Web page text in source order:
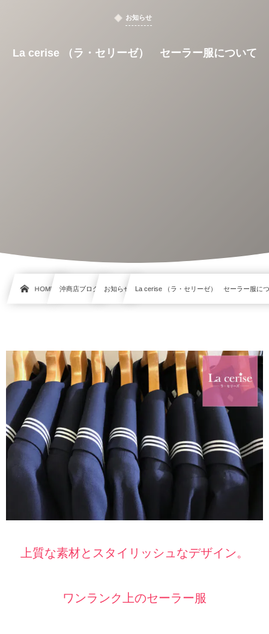
お知らせ
La cerise （ラ・セリーゼ） セーラー服について
HOME 沖商店ブログ お知らせ La cerise （ラ・セリーゼ） セーラー服に
上質な素材とスタイリッシュなデザイン。
ワンランク上のセーラー服